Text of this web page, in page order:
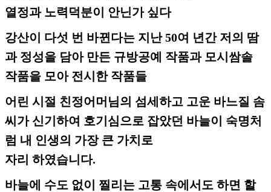
열정과 노력덕분이 안닌가 싶다
강산이 다섯 번 바뀐다는 지난 50여 년간 저의 땀
과 정성을 담아 만든 규방공예 작품과 모시쌈솔
작품을 모아 전시한 작품들
어린 시절 친정어머님의 섬세하고 고운 바느질 솜
씨가 신기하여 호기심으로 잡았던 바늘이 숙명처
럼 내 인생의 가장 큰 가치로
자리 하였습니다.
바늘에 수도 없이 찔리는 고통 속에서도 하면 할